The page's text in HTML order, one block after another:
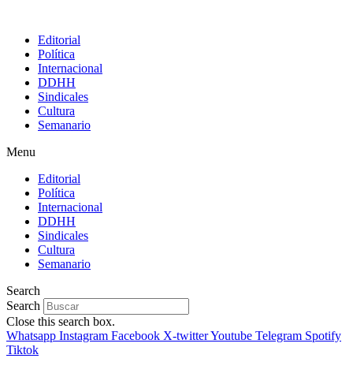
Editorial
Política
Internacional
DDHH
Sindicales
Cultura
Semanario
Menu
Editorial
Política
Internacional
DDHH
Sindicales
Cultura
Semanario
Search
Search
Close this search box.
Whatsapp Instagram Facebook X-twitterYoutube Telegram Spotify
Tiktok